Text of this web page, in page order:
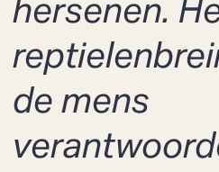
hersenen.
de mens